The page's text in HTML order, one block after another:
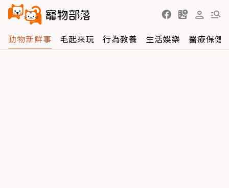
動物新鮮事 毛起來玩 行為教養 生活娛樂 醫療保健